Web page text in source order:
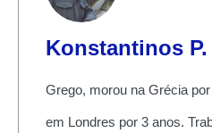
Konstantinos P.
Grego, morou na Grécia
em Londres por 3 anos.